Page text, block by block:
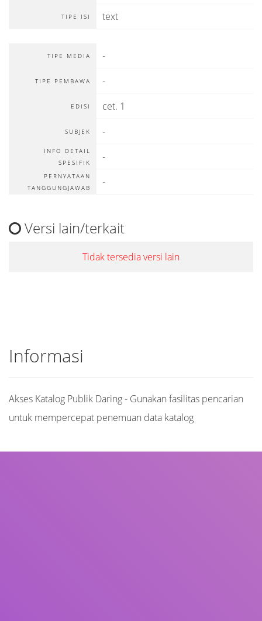
TIPE ISI text
TIPE MEDIA -
TIPE PEMBAWA -
EDISI cet. 1
SUBJEK -
INFO DETAIL
SPESIFIK
-
PERNYATAAN
TANGGUNGJAWAB
-
Versi lain/terkait
Tidak tersedia versi lain
Informasi
Akses Katalog Publik Daring - Gunakan fasilitas pencarian
untuk mempercepat penemuan data katalog